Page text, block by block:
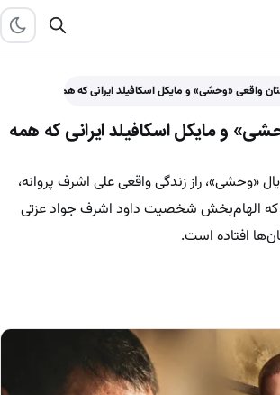
واقعی «وحشی» و مایکل اسکافیلد ایرانی که همه را…
و مایکل اسکافیلد ایرانی که همه
راز زندگی واقعی علی اشرف پروانه،
که الهام‌بخش شخصیت داود اشرف جواد عزتی
افتاده است.